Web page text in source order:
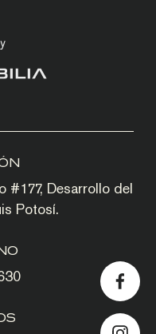
#177, Desarrollo del
Potosí.